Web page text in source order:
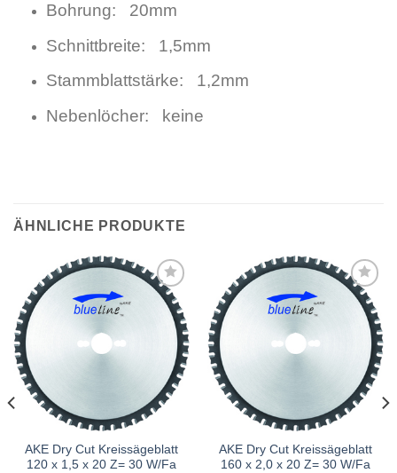
Bohrung: 20mm
Schnittbreite: 1,5mm
Stammblattstärke: 1,2mm
Nebenlöcher: keine
ÄHNLICHE PRODUKTE
hinzufügen
AKE Dry Cut Kreissägeblatt
120 x 1,5 x 20 Z= 30 W/Fa
hinzufügen
AKE Dry Cut Kreissägeblatt
160 x 2,0 x 20 Z= 30 W/Fa